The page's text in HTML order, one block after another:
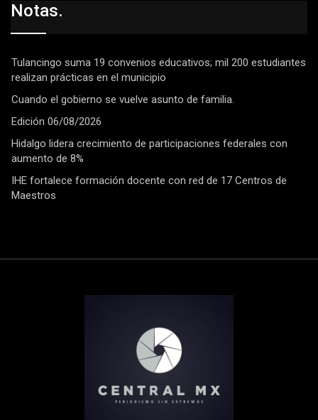
Notas.
Tulancingo suma 19 convenios educativos; mil 200 estudiantes
realizan prácticas en el municipio
Cuando el gobierno se vuelve asunto de familia.
Edición 06/08/2026
Hidalgo lidera crecimiento de participaciones federales con
aumento de 8%
IHE fortalece formación docente con red de 17 Centros de
Maestros